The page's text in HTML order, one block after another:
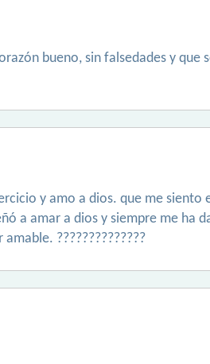
bueno, sin falsedades y que
y amo a dios. que me siento
a amar a dios y siempre me ha
??????????????